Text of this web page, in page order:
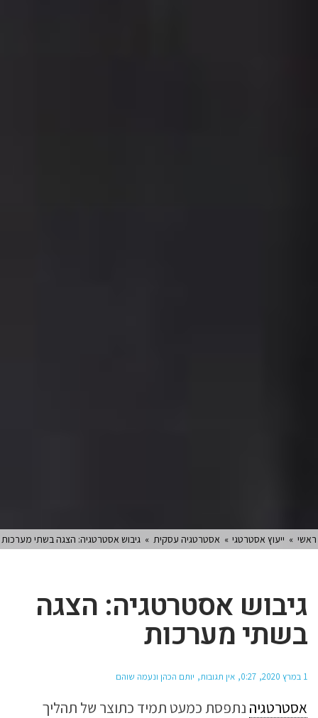
ראשי » ייעוץ אסטרטגי » אסטרטגיה עסקית » גיבוש אסטרטגיה: הצגה בשתי מערכות
גיבוש אסטרטגיה: הצגה
בשתי מערכות
1 במרץ 2020 0:27 אין תגובות יותם הכהן ונעמה שוהם
אסטרטגיה נתפסת כמעט תמיד כתוצר של תהליך